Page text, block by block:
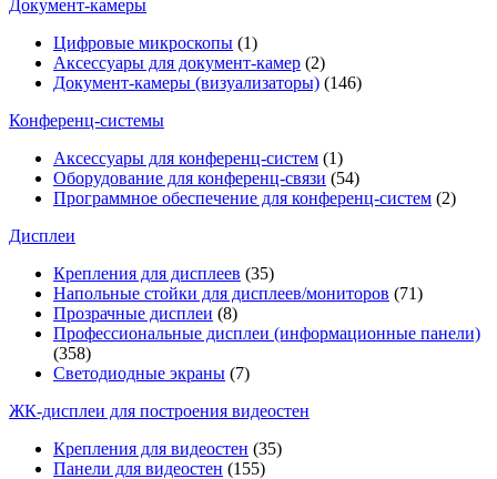
Документ-камеры
Цифровые микроскопы (1)
Аксессуары для документ-камер (2)
Документ-камеры (визуализаторы) (146)
Конференц-системы
Аксессуары для конференц-систем (1)
Оборудование для конференц-связи (54)
Программное обеспечение для конференц-систем (2)
Дисплеи
Крепления для дисплеев (35)
Напольные стойки для дисплеев/мониторов (71)
Прозрачные дисплеи (8)
Профессиональные дисплеи (информационные панели)
(358)
Светодиодные экраны (7)
ЖК-дисплеи для построения видеостен
Крепления для видеостен (35)
Панели для видеостен (155)